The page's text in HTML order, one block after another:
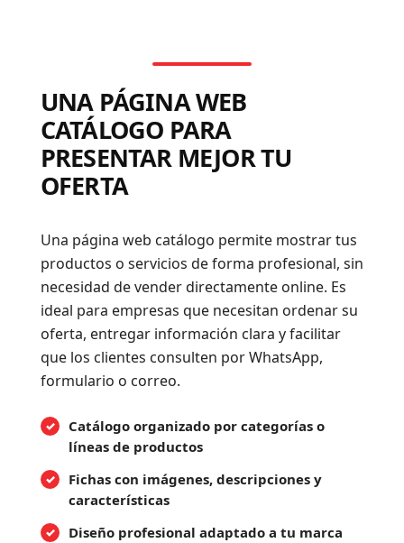
UNA PÁGINA WEB
CATÁLOGO PARA
PRESENTAR MEJOR TU
OFERTA
Una página web catálogo permite mostrar tus
productos o servicios de forma profesional, sin
necesidad de vender directamente online. Es
ideal para empresas que necesitan ordenar su
oferta, entregar información clara y facilitar
que los clientes consulten por WhatsApp,
formulario o correo.
Catálogo organizado por categorías o
líneas de productos
Fichas con imágenes, descripciones y
características
Diseño profesional adaptado a tu marca